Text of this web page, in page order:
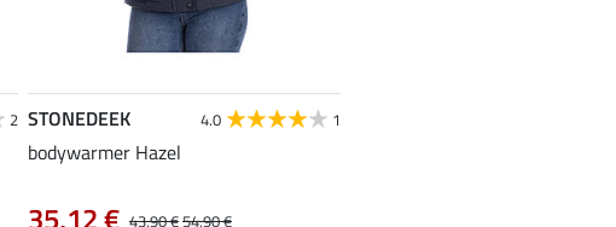
2 STONEDEEK 4.0 1
bodywarmer Hazel
43,90 €54,90 €
35,12 €